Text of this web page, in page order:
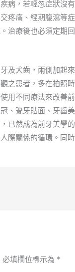
病，若輕忽症狀沒
疼痛、經期腹瀉等
治療後也必須定期
及犬齒，兩側加起
之患者，多在拍照
用不同療法來改善
、瓷牙貼面、牙齒
已然成為前牙美學
際關係的循環。同
必填欄位標示為 *